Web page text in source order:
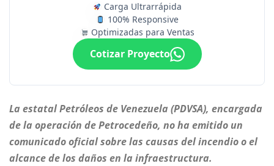
Carga Ultrarrápida
100% Responsive
Optimizadas para Ventas
Cotizar Proyecto
La estatal Petróleos de Venezuela (PDVSA), encargada
de la operación de Petrocedeño, no ha emitido un
comunicado oficial sobre las causas del incendio o el
alcance de los daños en la infraestructura.